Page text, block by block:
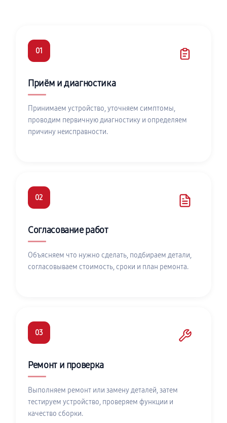
01
Приём и диагностика
Принимаем устройство, уточняем симптомы,
проводим первичную диагностику и определяем
причину неисправности.
02
Согласование работ
Объясняем что нужно сделать, подбираем детали,
согласовываем стоимость, сроки и план ремонта.
03
Ремонт и проверка
Выполняем ремонт или замену деталей, затем
тестируем устройство, проверяем функции и
качество сборки.